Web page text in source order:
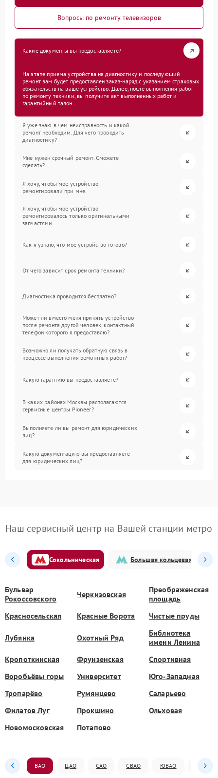
Вопросы по ремонту телевизоров
Какие документы вы предоставляете?
На этапе приема устройства на диагностику и последующий
ремонт вам будет предоставлен заказ-наряд с указанием страховых
обязательств на ваше устройство. Далее, после выполнения работ
по ремонту техники, вы получите акт выполненных работ и
гарантийный талон.
Я уже знаю в чем неисправность и какой
ремонт необходим. Для чего проводить
диагностику?
Мне нужен срочный ремонт. Сможете
сделать?
Я хочу, чтобы мое устройство
ремонтировали при мне.
Я хочу, чтобы мое устройство
ремонтировалось только оригинальными
запчастями.
Как я узнаю, что мое устройство готово?
От чего зависит срок ремонта техники?
Диагностика проводится бесплатно?
Может ли вместо меня принять устройство
после ремонта другой человек, контактный
телефон которого я предоставлю?
Возможно ли получать обратную связь в
процессе выполнения ремонтных работ?
Какую гарантию вы предоставляете?
В каких районах Москвы располагаются
сервисные центры Pioneer?
Выполняете ли вы ремонт для юридических
лиц?
Какую документацию вы предоставляете
для юридических лиц?
Наш сервисный центр на Вашей станции метро
Сокольническая Большая кольцевая
Бульвар
Рокоссовского
Черкизовская
Преображенская
площадь
Красносельская
Красные Ворота Чистые пруды
Лубянка Охотный Ряд
Библиотека
имени Ленина
Кропоткинская
Фрунзенская
Спортивная
Воробьёвы горы
Университет
Юго-Западная
Тропарёво
Румянцево
Саларьево
Филатов Луг
Прокшино
Ольховая
Новомосковская
Потапово
ВАО ЦАО САО СВАО ЮВАО ЮАО